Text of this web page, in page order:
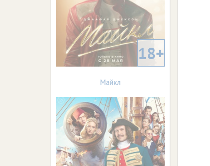
18+
Майкл